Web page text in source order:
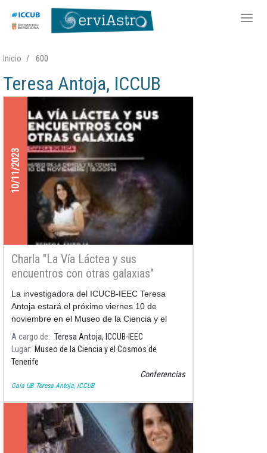
contenido
principal
Inicio 600
Teresa Antoja, ICCUB
10/11/2023
Charla "La Vía Láctea y sus
encuentros con otras galaxias"
La investigadora del ICUCB-IEEC Teresa
Antoja estará el próximo viernes 10 de
noviembre en el Museo de la Ciencia y el
Cosmos de Tenerife para hablar sobre
coliciones entre galaxias y cannibalismo
A cargo de
Teresa Antoja, ICCUB-IEEC
Lugar Museo de la Ciencia y el Cosmos de
Tenerife
Conferencias
Gaia UB Teresa Antoja, ICCUB